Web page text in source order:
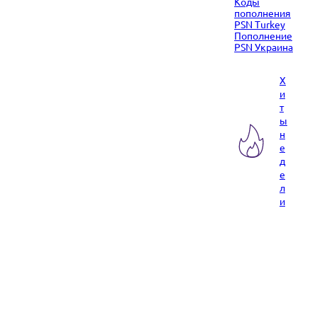
пополнения
PSN Turkey
Пополнение
PSN Украина
Х
и
т
ы
н
е
д
е
л
и